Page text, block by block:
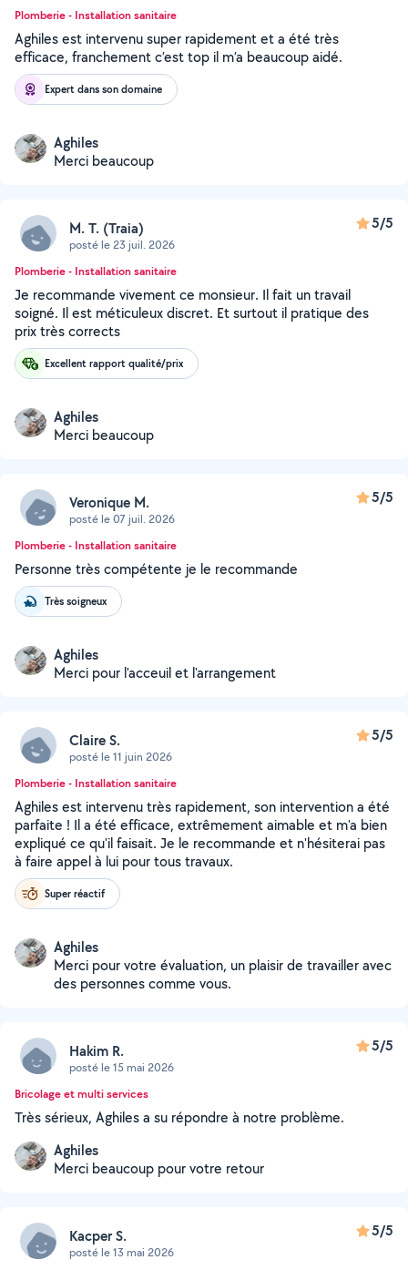
Plomberie - Installation sanitaire
Aghiles est intervenu super rapidement et a été très
efficace, franchement c’est top il m’a beaucoup aidé.
Expert dans son domaine
Aghiles
Merci beaucoup
M. T. (Traia)
posté le 23 juil. 2026
5/5
Plomberie - Installation sanitaire
Je recommande vivement ce monsieur. Il fait un travail
soigné. Il est méticuleux discret. Et surtout il pratique des
prix très corrects
Excellent rapport qualité/prix
Aghiles
Merci beaucoup
Veronique M.
posté le 07 juil. 2026
5/5
Plomberie - Installation sanitaire
Personne très compétente je le recommande
Très soigneux
Aghiles
Merci pour l'acceuil et l'arrangement
Claire S.
posté le 11 juin 2026
5/5
Plomberie - Installation sanitaire
Aghiles est intervenu très rapidement, son intervention a été
parfaite ! Il a été efficace, extrêmement aimable et m'a bien
expliqué ce qu'il faisait. Je le recommande et n'hésiterai pas
à faire appel à lui pour tous travaux.
Super réactif
Aghiles
Merci pour votre évaluation, un plaisir de travailler avec
des personnes comme vous.
Hakim R.
posté le 15 mai 2026
5/5
Bricolage et multi services
Très sérieux, Aghiles a su répondre à notre problème.
Aghiles
Merci beaucoup pour votre retour
Kacper S.
posté le 13 mai 2026
5/5